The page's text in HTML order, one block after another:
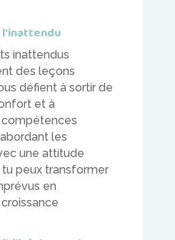
inattendus
des leçons
défient à sortir de
et à
les
une attitude
tu peux transformer
en